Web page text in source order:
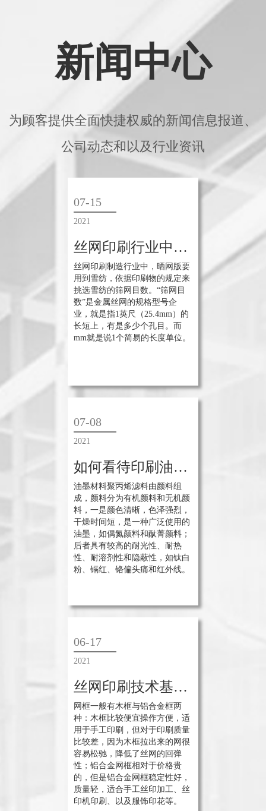
新闻中心
为顾客提供全面快捷权威的新闻信息报道、
公司动态和以及行业资讯
07-15
2021
丝网印刷行业中网纱的分类
丝网印刷制造行业中，晒网版要
用到雪纺，依据印刷物的规定来
挑选雪纺的筛网目数。“筛网目
数”是金属丝网的规格型号企
业，就是指1英尺（25.4mm）的
长短上，有是多少个孔目。而
mm就是说1个简易的长度单位。
07-08
2021
如何看待印刷油墨颜色的差异？
油墨材料聚丙烯滤料由颜料组
成，颜料分为有机颜料和无机颜
料，一是颜色清晰，色泽强烈，
干燥时间短，是一种广泛使用的
油墨，如偶氮颜料和酞菁颜料；
后者具有较高的耐光性、耐热
性、耐溶剂性和隐蔽性，如钛白
粉、镉红、铬偏头痛和红外线。
06-17
2021
丝网印刷技术基础知识浅析
网框一般有木框与铝合金框两
种：木框比较便宜操作方便，适
用于手工印刷，但对于印刷质量
比较差，因为木框拉出来的网很
容易松驰，降低了丝网的回弹
性；铝合金网框相对于价格贵
的，但是铝合金网框稳定性好，
质量轻，适合手工丝印加工、丝
印机印刷、以及服饰印花等。